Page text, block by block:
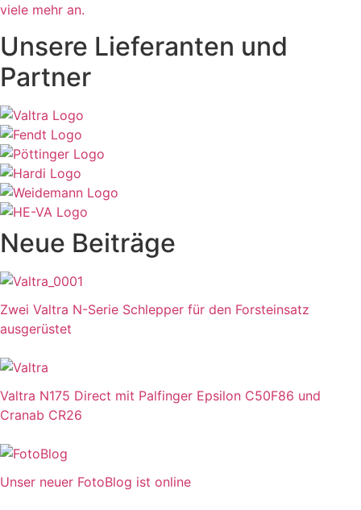
viele mehr an.
Unsere Lieferanten und
Partner
Neue Beiträge
Zwei Valtra N-Serie Schlepper für den Forsteinsatz
ausgerüstet
Valtra N175 Direct mit Palfinger Epsilon C50F86 und
Cranab CR26
Unser neuer FotoBlog ist online